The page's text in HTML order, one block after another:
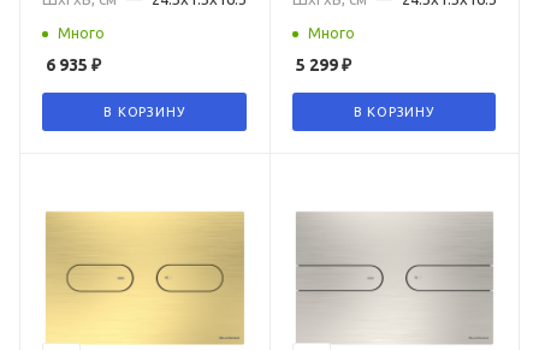
Много
6 935 ₽
В КОРЗИНУ
Много
5 299₽
В КОРЗИНУ